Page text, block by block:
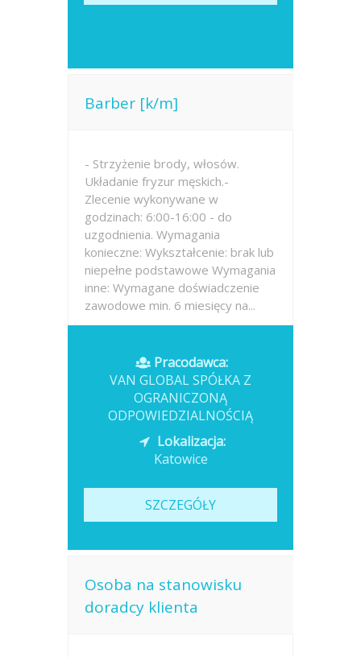
Barber [k/m]
- Strzyżenie brody, włosów.
Układanie fryzur męskich.-
Zlecenie wykonywane w
godzinach: 6:00-16:00 - do
uzgodnienia. Wymagania
konieczne: Wykształcenie: brak lub
niepełne podstawowe Wymagania
inne: Wymagane doświadczenie
zawodowe min. 6 miesięcy na...
Pracodawca:
VAN GLOBAL SPÓŁKA Z
OGRANICZONĄ
ODPOWIEDZIALNOŚCIĄ
Lokalizacja:
Katowice
SZCZEGÓŁY
Osoba na stanowisku
doradcy klienta